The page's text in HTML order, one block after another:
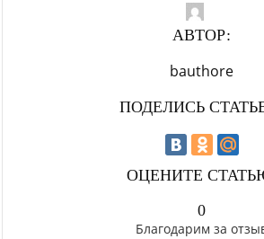
АВТОР:
bauthore
ПОДЕЛИСЬ
ОЦЕНИТЕ
0
Благодарим за